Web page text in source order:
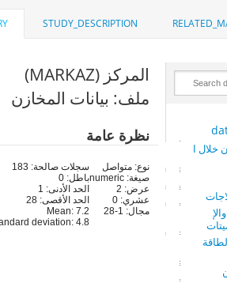
STUDY_DESCRIPTION
خلال ا
المركز (MARKAZ)
ملف: بيانات المخازن
نظرة عامة
نوع: متواصل
صيغة: numeric
عرض: 2
عشري: 0
مجال: 1-28
سجلات صالحة: 183
باطل: 0
الحد الأدنى: 1
الحد الأقصى: 28
Mean: 7.2
deviation: 4.8